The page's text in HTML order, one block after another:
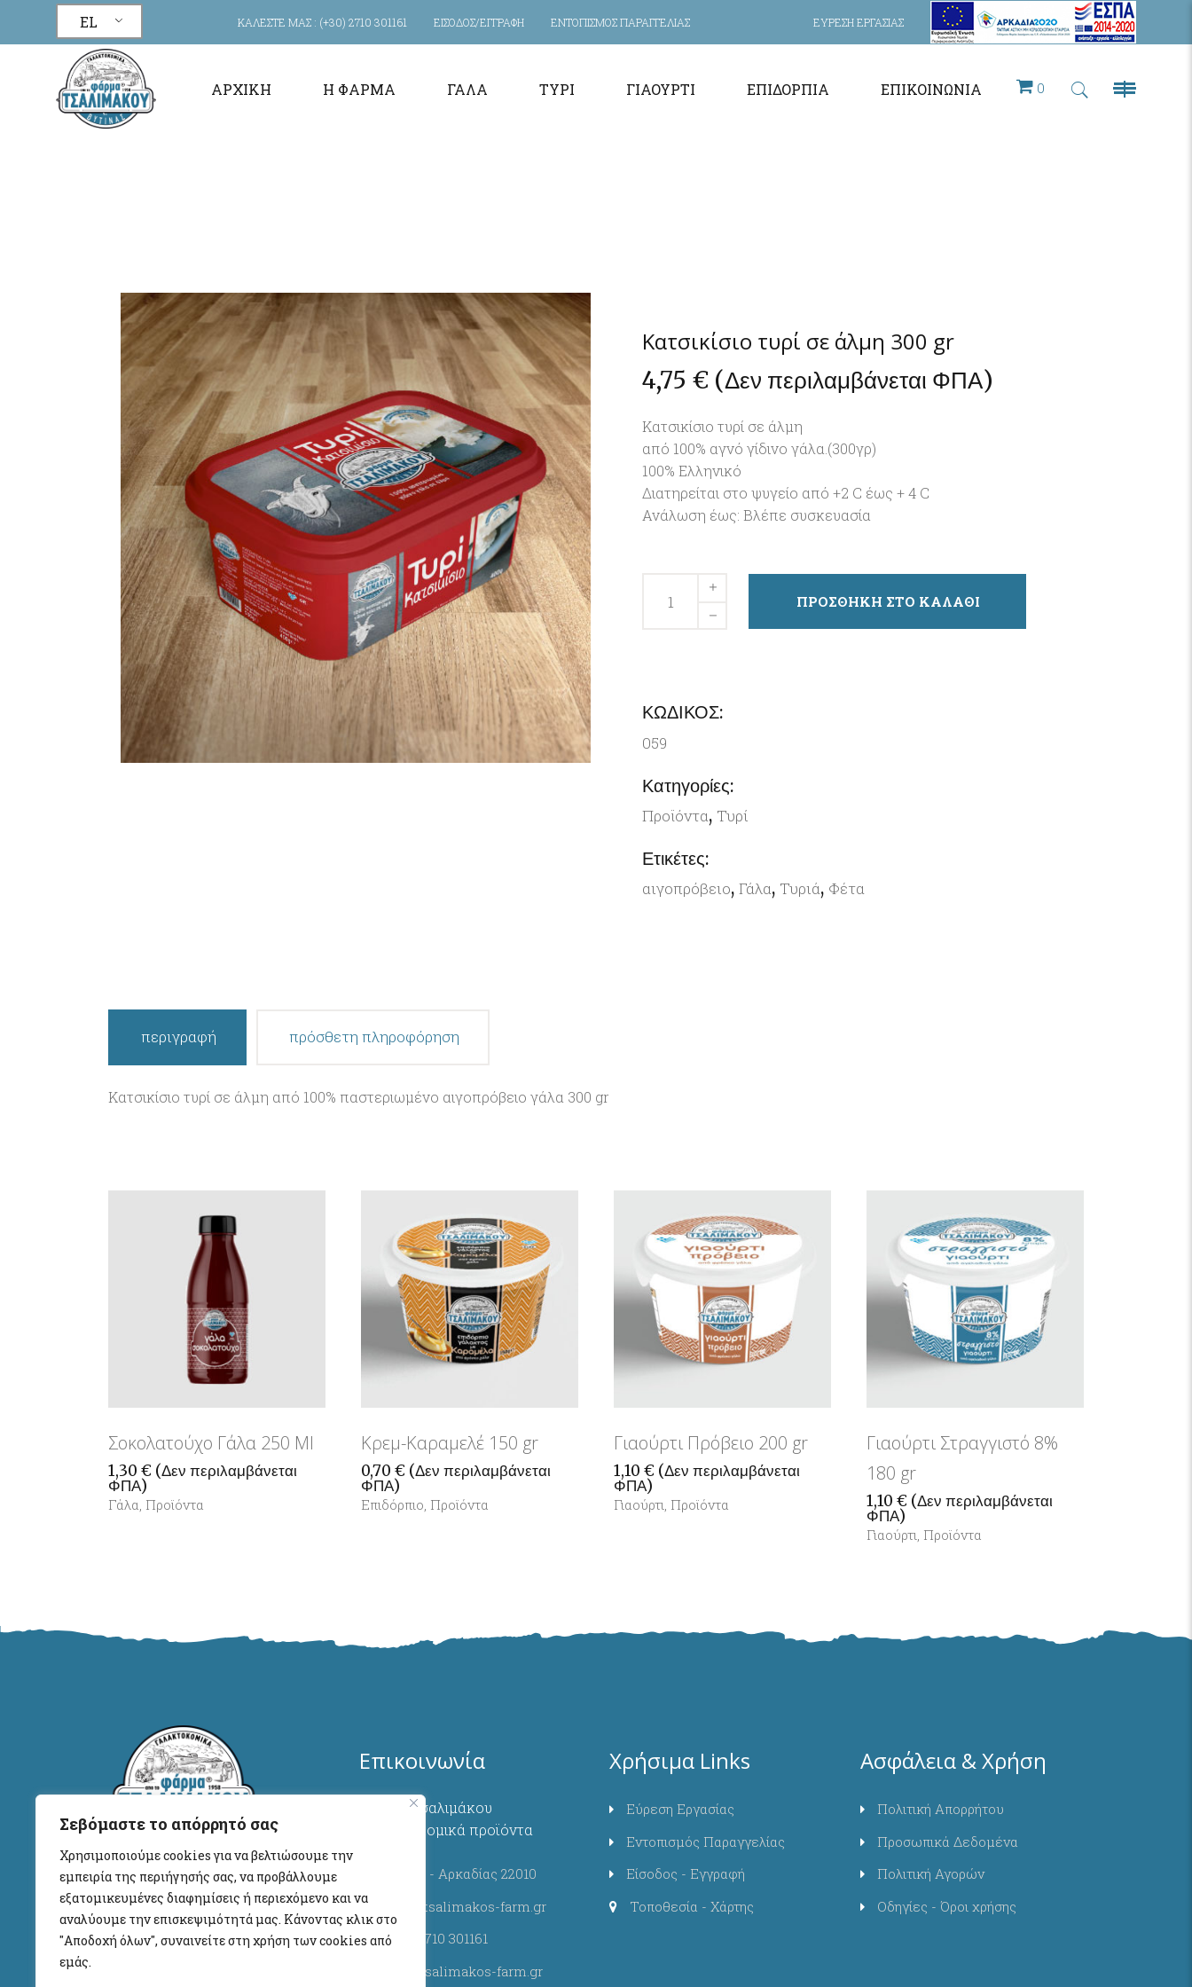
Σεβόμαστε το απόρρητό σας
Χρησιμοποιούμε cookies για να βελτιώσουμε την
εμπειρία της περιήγησής σας, να προβάλλουμε
εξατομικευμένες διαφημίσεις ή περιεχόμενο και να
αναλύουμε την επισκεψιμότητά μας. Κάνοντας κλικ στο
"Αποδοχή όλων", συναινείτε στη χρήση των cookies από
εμάς.
EL ΚΑΛΕΣΤΕ ΜΑΣ : (+30) 2710 301161 ΕΙΣΟΔΟΣ/ΕΓΓΡΑΦΗ ΕΝΤΟΠΙΣΜΟΣ ΠΑΡΑΓΓΕΛΙΑΣ ΕΥΡΕΣΗ ΕΡΓΑΣΙΑΣ
ΑΡΧΙΚΉ Η ΦΆΡΜΑ ΓΆΛΑ ΤΥΡΊ ΓΙΑΟΎΡΤΙ ΕΠΙΔΌΡΠΙΑ ΕΠΙΚΟΙΝΩΝΊΑ 0
Κατσικίσιο τυρί σε άλμη 300 gr
4,75 € (Δεν περιλαμβάνεται ΦΠΑ)
Κατσικίσιο τυρί σε άλμη
από 100% αγνό γίδινο γάλα.(300γρ)
100% Ελληνικό
Διατηρείται στο ψυγείο από +2 C έως + 4 C
Ανάλωση έως: Βλέπε συσκευασία
Ποσότητα
ΠΡΟΣΘΗΚΗ ΣΤΟ ΚΑΛΑΘΙ
ΚΩΔΙΚΟΣ:
059
Κατηγορίες:
Προϊόντα, Τυρί
Ετικέτες:
αιγοπρόβειο, Γάλα, Τυριά, Φέτα
περιγραφή πρόσθετη πληροφόρηση
Κατσικίσιο τυρί σε άλμη από 100% παστεριωμένο αιγοπρόβειο γάλα 300 gr
Σοκολατούχο Γάλα 250 Ml
1,30 € (Δεν περιλαμβάνεται
ΦΠΑ)
Γάλα, Προϊόντα
Κρεμ-Καραμελέ 150 gr
0,70 € (Δεν περιλαμβάνεται
ΦΠΑ)
Επιδόρπιο, Προϊόντα
Γιαούρτι Πρόβειο 200 gr
1,10 € (Δεν περιλαμβάνεται
ΦΠΑ)
Γιαούρτι, Προϊόντα
Γιαούρτι Στραγγιστό 8%
180 gr
1,10 € (Δεν περιλαμβάνεται
ΦΠΑ)
Γιαούρτι, Προϊόντα
Από το 1935 παράγουμε και
προσφέρουμε στον καταναλωτή,
ποιοτικά, γευστικά και
αυθεντικά, παραδοσιακά
Επικοινωνία
Φάρμα-Τσαλιμάκου
Γαλακτοκομικά προϊόντα
Βυτίνα - Αρκαδίας 22010
info@tsalimakos-farm.gr
(+30) 2710 301161
www.tsalimakos-farm.gr
Χρήσιμα Links
Εύρεση Εργασίας
Εντοπισμός Παραγγελίας
Είσοδος - Εγγραφή
Τοποθεσία - Χάρτης
Ασφάλεια & Χρήση
Πολιτική Απορρήτου
Προσωπικά Δεδομένα
Πολιτική Αγορών
Οδηγίες - Όροι χρήσης